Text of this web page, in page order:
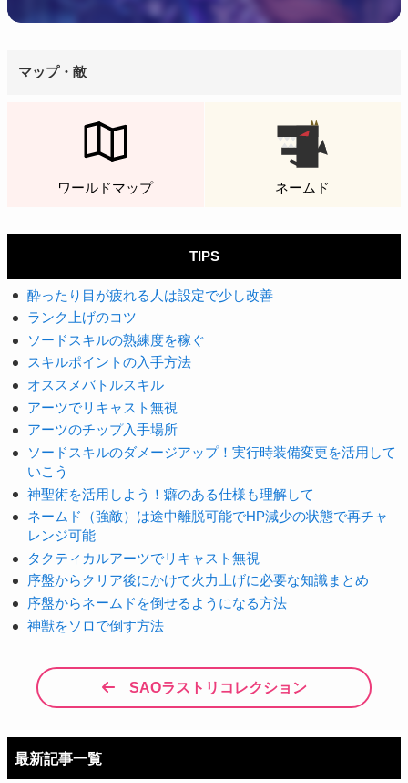
マップ・敵
ワールドマップ ネームド
TIPS
酔ったり目が疲れる人は設定で少し改善
ランク上げのコツ
ソードスキルの熟練度を稼ぐ
スキルポイントの入手方法
オススメバトルスキル
アーツでリキャスト無視
アーツのチップ入手場所
ソードスキルのダメージアップ！実行時装備変更を活用して
いこう
神聖術を活用しよう！癖のある仕様も理解して
ネームド（強敵）は途中離脱可能でHP減少の状態で再チャ
レンジ可能
タクティカルアーツでリキャスト無視
序盤からクリア後にかけて火力上げに必要な知識まとめ
序盤からネームドを倒せるようになる方法
神獣をソロで倒す方法
SAOラストリコレクション
最新記事一覧